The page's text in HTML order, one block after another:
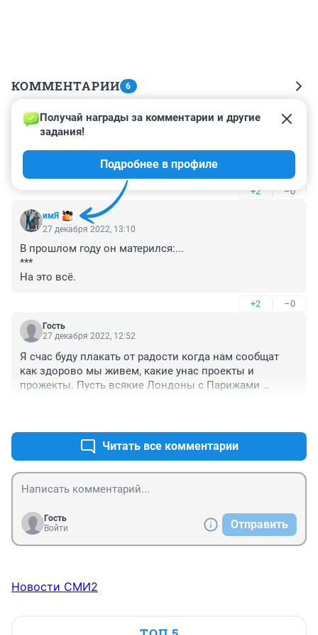
КОММЕНТАРИИ 6
Гость
27 декабря 2022, 13:38
Понравилось: "Почти прямой диалог". Каждая кривая
считает себя почти прямой линией?
+2 –0
имЯ
Получай награды за комментарии и другие
задания!
Подробнее в профиле
27 декабря 2022, 13:10
В прошлом году он матерился:...
***
На это всё.
+2 –0
Гость
27 декабря 2022, 12:52
Я счас буду плакать от радости когда нам сообщат
как здорово мы живем, какие унас проекты и
прожекты. Пусть всякие Лондоны с Парижами
Читать все комментарии
Гость
Войти
Отправить
Новости СМИ2